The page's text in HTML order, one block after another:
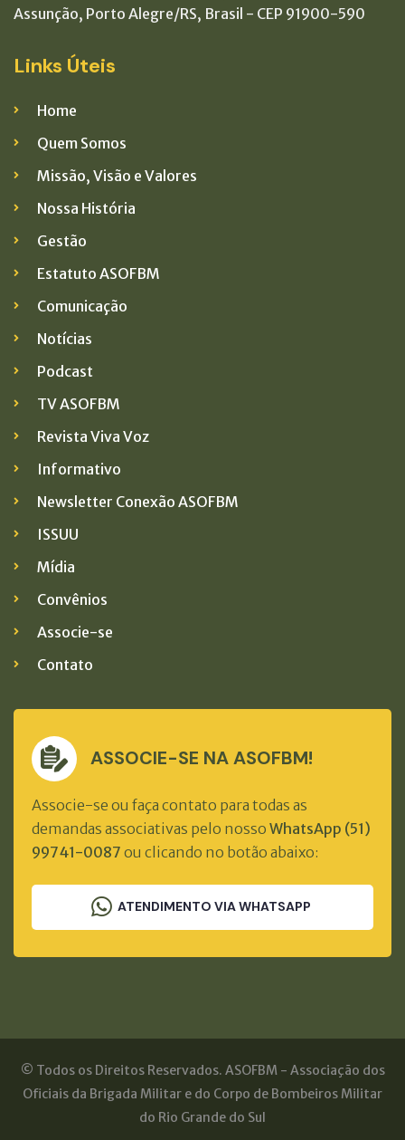
Assunção, Porto Alegre/RS, Brasil - CEP 91900-590
Links Úteis
Home
Quem Somos
Missão, Visão e Valores
Nossa História
Gestão
Estatuto ASOFBM
Comunicação
Notícias
Podcast
TV ASOFBM
Revista Viva Voz
Informativo
Newsletter Conexão ASOFBM
ISSUU
Mídia
Convênios
Associe-se
Contato
ASSOCIE-SE NA ASOFBM!
Associe-se ou faça contato para todas as
demandas associativas pelo nosso WhatsApp (51)
99741-0087 ou clicando no botão abaixo:
ATENDIMENTO VIA WHATSAPP
© Todos os Direitos Reservados. ASOFBM - Associação dos
Oficiais da Brigada Militar e do Corpo de Bombeiros Militar
do Rio Grande do Sul